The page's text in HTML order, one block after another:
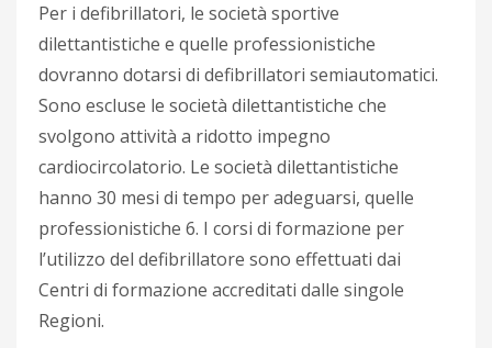
Per i defibrillatori, le società sportive
dilettantistiche e quelle professionistiche
dovranno dotarsi di defibrillatori semiautomatici.
Sono escluse le società dilettantistiche che
svolgono attività a ridotto impegno
cardiocircolatorio. Le società dilettantistiche
hanno 30 mesi di tempo per adeguarsi, quelle
professionistiche 6. I corsi di formazione per
l’utilizzo del defibrillatore sono effettuati dai
Centri di formazione accreditati dalle singole
Regioni.